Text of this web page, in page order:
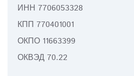
ИНН 7706053328
КПП 770401001
ОКПО 11663399
ОКВЭД 70.22